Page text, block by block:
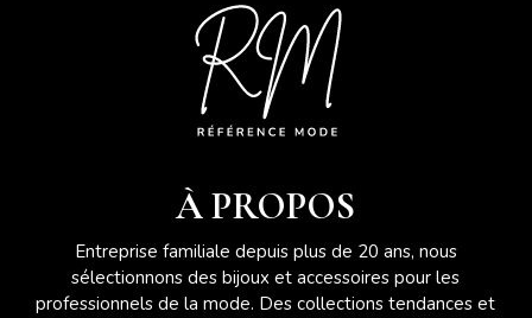
À PROPOS
Entreprise familiale depuis plus de 20 ans, nous
sélectionnons des bijoux et accessoires pour les
professionnels de la mode. Des collections tendances et